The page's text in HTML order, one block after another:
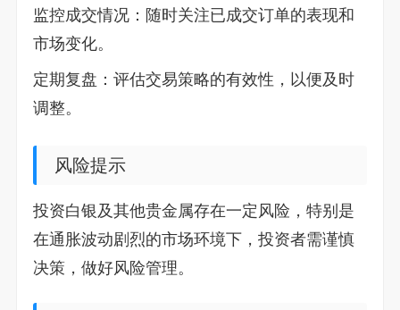
监控成交情况：随时关注已成交订单的表现和
市场变化。
定期复盘：评估交易策略的有效性，以便及时
调整。
风险提示
投资白银及其他贵金属存在一定风险，特别是
在通胀波动剧烈的市场环境下，投资者需谨慎
决策，做好风险管理。